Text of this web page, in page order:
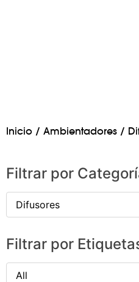
Inicio / Ambientadores /
Filtrar por
Difusores
Filtrar por
All